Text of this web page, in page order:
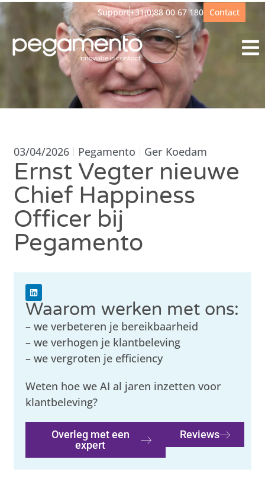
Support+31(0)88 00 67 180 Contact
03/04/2026 Pegamento Ger Koedam
Ernst Vegter nieuwe
Chief Happiness
Officer bij
Pegamento
Waarom werken met ons:
– we verbeteren je bereikbaarheid
– we verhogen je klantbeleving
– we vergroten je efficiency
Weten hoe we AI al jaren inzetten voor
klantbeleving?
Overleg met een
expert
Reviews